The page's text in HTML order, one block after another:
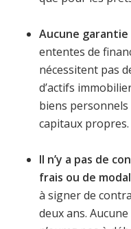
Aucune
ententes de
nécessitent pas
d’actifs
biens
capitaux propres.
Il n’y a pas de
frais ou de
à signer de
deux ans.